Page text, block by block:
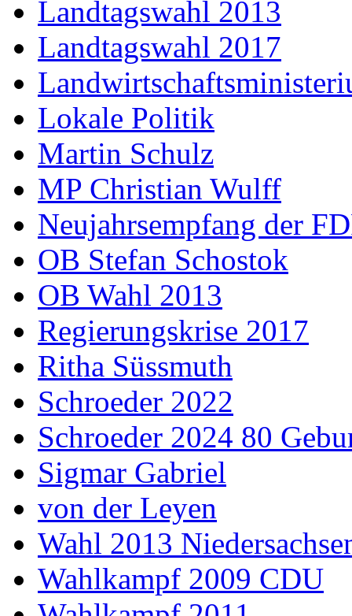
Landtagswahl 2013
Landtagswahl 2017
Lokale Politik
Martin Schulz
MP Christian Wulff
Neujahrsempfang der
OB Stefan Schostok
OB Wahl 2013
Regierungskrise 2017
Ritha Süssmuth
Schroeder 2022
Schroeder 2024 80
Sigmar Gabriel
von der Leyen
Wahl 2013
Wahlkampf 2009 CDU